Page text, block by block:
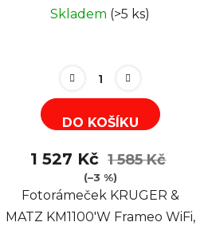
Skladem (>5 ks)
DO KOŠÍKU
1 527 Kč 1 585 Kč
(–3 %)
Fotorámeček KRUGER &
MATZ KM1100'W Frameo WiFi,